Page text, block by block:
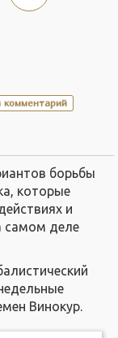
комментарий
борьбы
которые
и
самом деле
Винокур.